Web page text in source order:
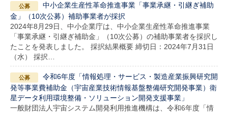
中小企業生産性革命推進事業「事業承継・引継ぎ補助
金」（10次公募）補助事業者が採択
2024年8月29日、中小企業庁は、中小企業生産性革命推進事業
「事業承継・引継ぎ補助金」（10次公募）の補助事業者を採択し
たことを発表しました。 採択結果概要 締切日：2024年7月31日
（水） 採択…
令和6年度「情報処理・サービス・製造産業振興研究開
発等事業費補助金（宇宙産業技術情報基盤整備研究開発事業）衛
星データ利用環境整備・ソリューション開発支援事業」
一般財団法人宇宙システム開発利用推進機構は、令和6年度「情